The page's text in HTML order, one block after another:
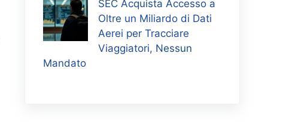
SEC Acquista Accesso a
Oltre un Miliardo di Dati
Aerei per Tracciare
Viaggiatori, Nessun
Mandato